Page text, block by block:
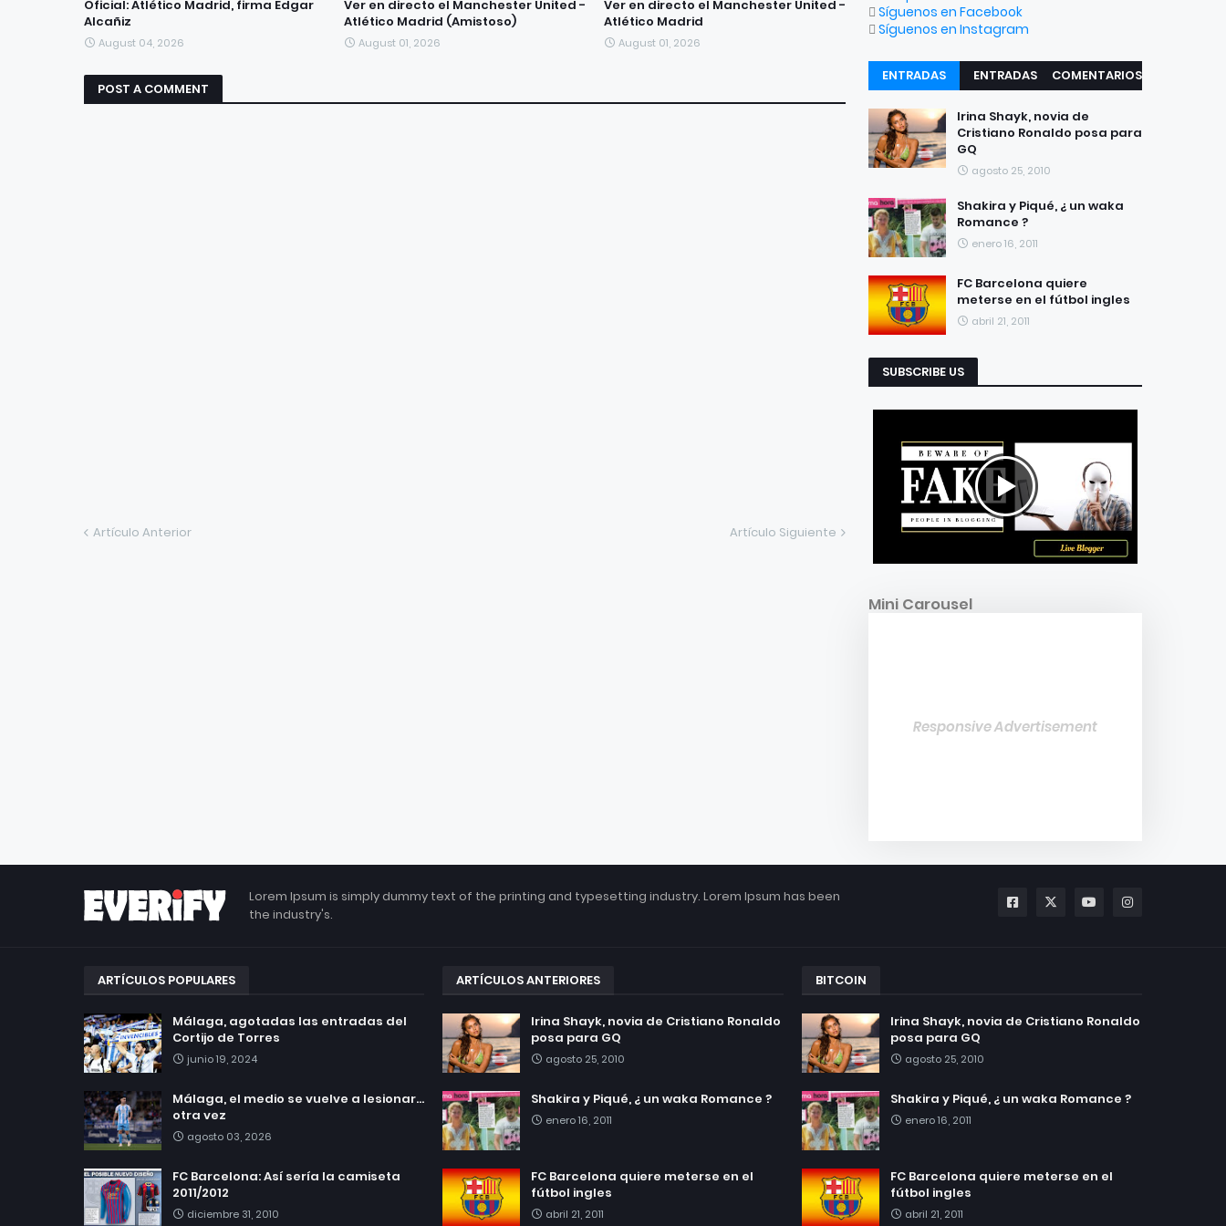
Oficial: Atlético Madrid, firma Edgar
Alcañiz
August 04, 2026
Ver en directo el Manchester United -
Atlético Madrid (Amistoso)
August 01, 2026
Ver en directo el Manchester United -
Atlético Madrid
August 01, 2026
POST A COMMENT
Artículo Anterior Artículo Siguiente
Síguenos en Facebook
Síguenos en Instagram
ENTRADAS
RECIENTES
ENTRADAS
COMENTARIOS
Irina Shayk, novia de
Cristiano Ronaldo posa para
GQ
agosto 25, 2010
Shakira y Piqué, ¿ un waka
Romance ?
enero 16, 2011
FC Barcelona quiere
meterse en el fútbol ingles
abril 21, 2011
SUBSCRIBE US
Mini Carousel
Responsive Advertisement
Lorem Ipsum is simply dummy text of the printing and typesetting industry. Lorem Ipsum has been
the industry's.
ARTÍCULOS POPULARES
Málaga, agotadas las entradas del
Cortijo de Torres
junio 19, 2024
Málaga, el medio se vuelve a lesionar...
otra vez
agosto 03, 2026
FC Barcelona: Así sería la camiseta
2011/2012
diciembre 31, 2010
ARTÍCULOS ANTERIORES
Irina Shayk, novia de Cristiano Ronaldo
posa para GQ
agosto 25, 2010
Shakira y Piqué, ¿ un waka Romance ?
enero 16, 2011
FC Barcelona quiere meterse en el
fútbol ingles
abril 21, 2011
BITCOIN
Irina Shayk, novia de Cristiano Ronaldo
posa para GQ
agosto 25, 2010
Shakira y Piqué, ¿ un waka Romance ?
enero 16, 2011
FC Barcelona quiere meterse en el
fútbol ingles
abril 21, 2011